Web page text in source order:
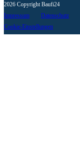
2026 Copyright Baufi24
Impressum
Datenschutz
Cookie-Einstellungen